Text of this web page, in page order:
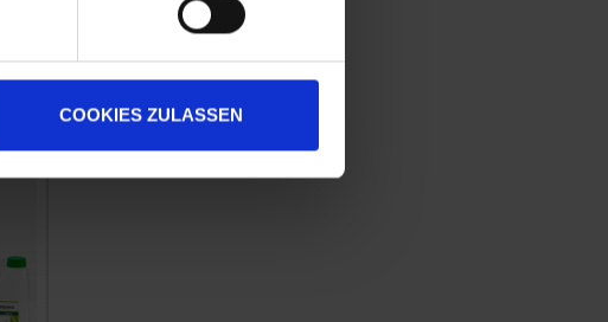
COOKIES ZULASSEN